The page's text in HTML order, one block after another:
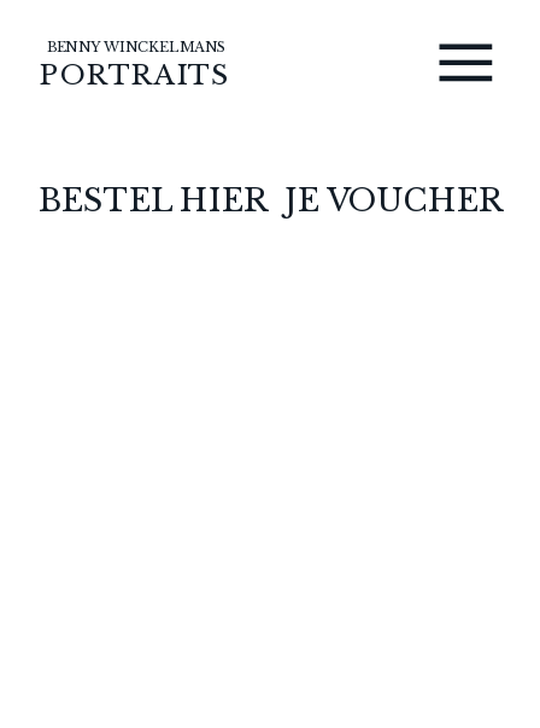
BENNY WINCKELMANS
PORTRAITS
BESTEL HIER JE VOUCHER